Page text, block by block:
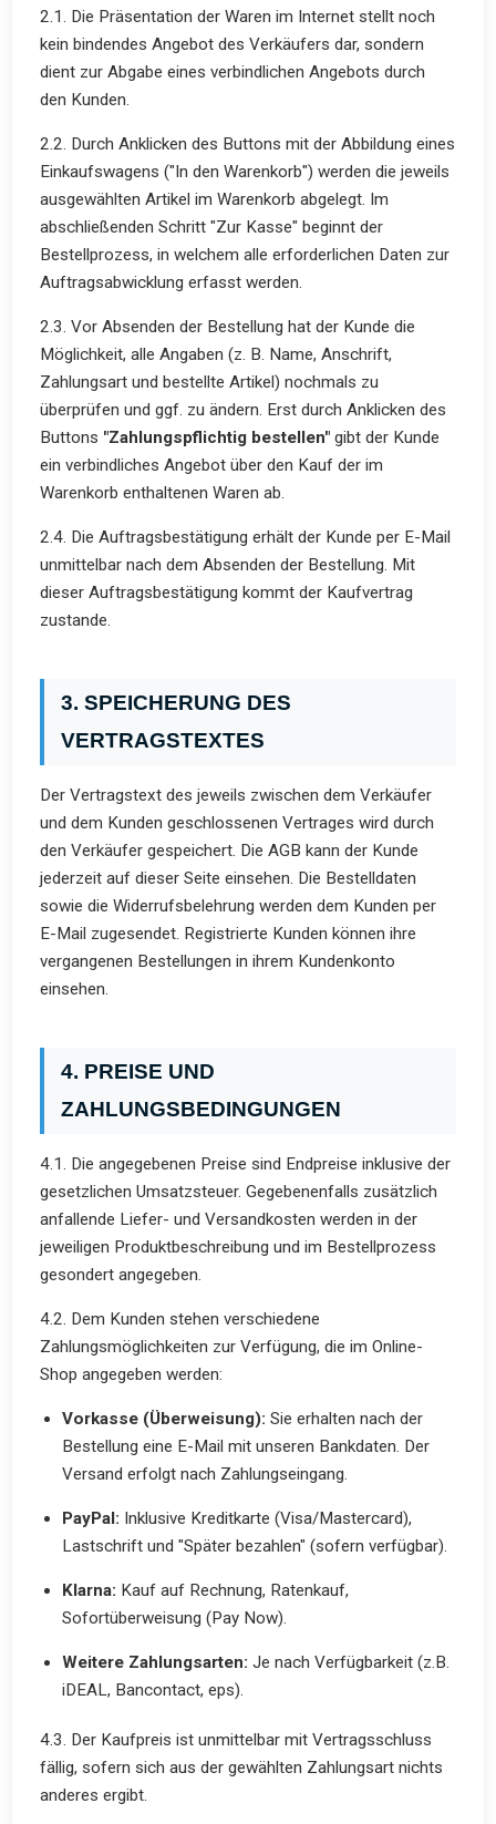
2.1. Die Präsentation der Waren im Internet stellt noch
kein bindendes Angebot des Verkäufers dar, sondern
dient zur Abgabe eines verbindlichen Angebots durch
den Kunden.
2.2. Durch Anklicken des Buttons mit der Abbildung eines
Einkaufswagens ("In den Warenkorb") werden die jeweils
ausgewählten Artikel im Warenkorb abgelegt. Im
abschließenden Schritt "Zur Kasse" beginnt der
Bestellprozess, in welchem alle erforderlichen Daten zur
Auftragsabwicklung erfasst werden.
2.3. Vor Absenden der Bestellung hat der Kunde die
Möglichkeit, alle Angaben (z. B. Name, Anschrift,
Zahlungsart und bestellte Artikel) nochmals zu
überprüfen und ggf. zu ändern. Erst durch Anklicken des
Buttons "Zahlungspflichtig bestellen" gibt der Kunde
ein verbindliches Angebot über den Kauf der im
Warenkorb enthaltenen Waren ab.
2.4. Die Auftragsbestätigung erhält der Kunde per E-Mail
unmittelbar nach dem Absenden der Bestellung. Mit
dieser Auftragsbestätigung kommt der Kaufvertrag
zustande.
3. SPEICHERUNG DES
VERTRAGSTEXTES
Der Vertragstext des jeweils zwischen dem Verkäufer
und dem Kunden geschlossenen Vertrages wird durch
den Verkäufer gespeichert. Die AGB kann der Kunde
jederzeit auf dieser Seite einsehen. Die Bestelldaten
sowie die Widerrufsbelehrung werden dem Kunden per
E-Mail zugesendet. Registrierte Kunden können ihre
vergangenen Bestellungen in ihrem Kundenkonto
einsehen.
4. PREISE UND
ZAHLUNGSBEDINGUNGEN
4.1. Die angegebenen Preise sind Endpreise inklusive der
gesetzlichen Umsatzsteuer. Gegebenenfalls zusätzlich
anfallende Liefer- und Versandkosten werden in der
jeweiligen Produktbeschreibung und im Bestellprozess
gesondert angegeben.
4.2. Dem Kunden stehen verschiedene
Zahlungsmöglichkeiten zur Verfügung, die im Online-
Shop angegeben werden:
Vorkasse (Überweisung): Sie erhalten nach der
Bestellung eine E-Mail mit unseren Bankdaten. Der
Versand erfolgt nach Zahlungseingang.
PayPal: Inklusive Kreditkarte (Visa/Mastercard),
Lastschrift und "Später bezahlen" (sofern verfügbar).
Klarna: Kauf auf Rechnung, Ratenkauf,
Sofortüberweisung (Pay Now).
Weitere Zahlungsarten: Je nach Verfügbarkeit (z.B.
iDEAL, Bancontact, eps).
4.3. Der Kaufpreis ist unmittelbar mit Vertragsschluss
fällig, sofern sich aus der gewählten Zahlungsart nichts
anderes ergibt.